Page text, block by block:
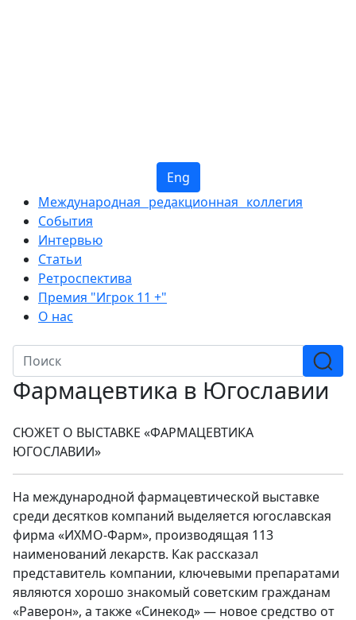
Eng
Международная редакционная коллегия
События
Интервью
Статьи
Ретроспектива
Премия "Игрок 11 +"
О нас
Фармацевтика в Югославии
СЮЖЕТ О ВЫСТАВКЕ «ФАРМАЦЕВТИКА
ЮГОСЛАВИИ»
На международной фармацевтической выставке
среди десятков компаний выделяется югославская
фирма «ИХМО-Фарм», производящая 113
наименований лекарств. Как рассказал
представитель компании, ключевыми препаратами
являются хорошо знакомый советским гражданам
«Раверон», а также «Синекод» — новое средство от